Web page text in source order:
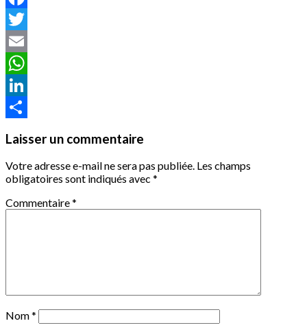
Facebook
Twitter
Email
WhatsApp
LinkedIn
Laisser un commentaire
Votre adresse e-mail ne sera pas publiée. Les champs
obligatoires sont indiqués avec *
Commentaire*
Nom*